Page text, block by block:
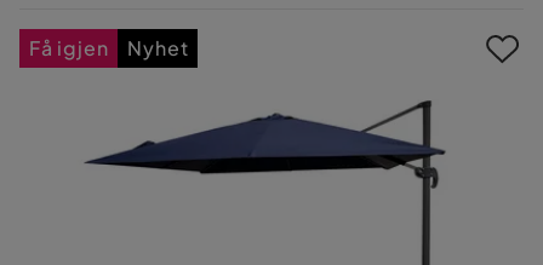
Få igjen Nyhet